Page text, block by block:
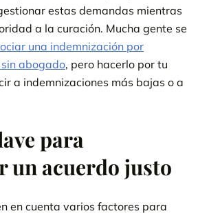
estas demandas mientras
a la curación. Mucha gente se
una indemnización por
abogado, pero hacerlo por tu
a indemnizaciones más bajas o a
para
un acuerdo justo
en cuenta varios factores para